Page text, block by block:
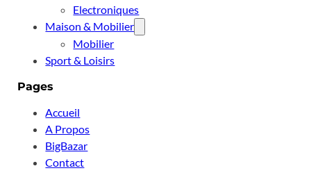
Electroniques
Maison & Mobilier
Mobilier
Sport & Loisirs
Pages
Accueil
A Propos
BigBazar
Contact